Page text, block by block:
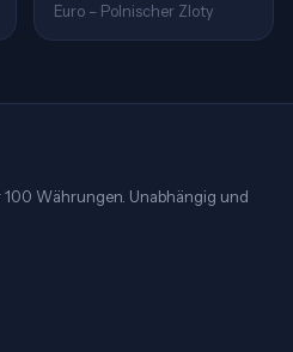
Euro – Polnischer Zloty
Währungen. Unabhängig und